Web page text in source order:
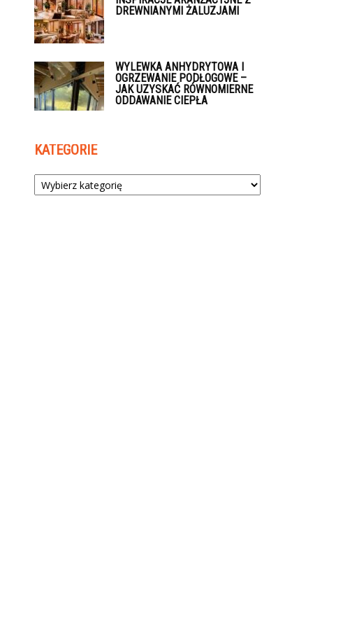
DREWNIANYMI ŻALUZJAMI
WYLEWKA ANHYDRYTOWA I
OGRZEWANIE PODŁOGOWE –
JAK UZYSKAĆ RÓWNOMIERNE
ODDAWANIE CIEPŁA
KATEGORIE
Kategorie